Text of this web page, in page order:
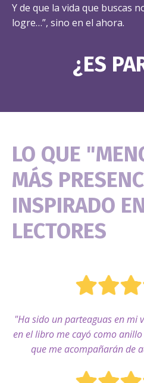
Y de que la vida que buscas
logre…”, sino en el ahora.
¿ES
LO QUE
MÁS
INSPIRADO
LECTORES
"Ha sido un parteaguas en mi
en el libro me cayó como
que me acompañarán de